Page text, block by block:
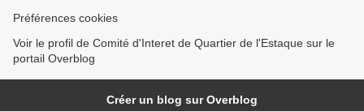
Préférences cookies
Voir le profil de Comité d'Interet de Quartier de l'Estaque sur le
portail Overblog
Créer un blog sur Overblog